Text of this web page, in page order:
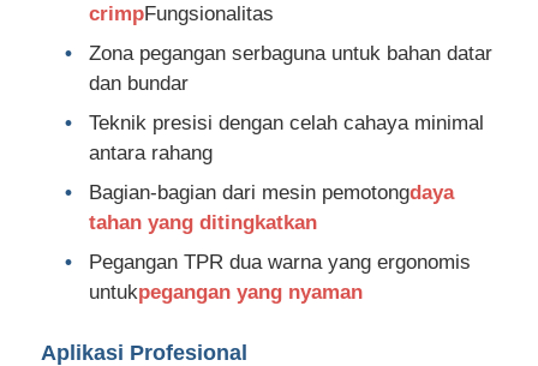
Pisau multi-fungsi
Stripper serat optik
crimpFungsionalitas
Zona pegangan serbaguna untuk bahan datar
dan bundar
Teknik presisi dengan celah cahaya minimal
antara rahang
Bagian-bagian dari mesin pemotongdaya
tahan yang ditingkatkan
Pegangan TPR dua warna yang ergonomis
untukpegangan yang nyaman
Aplikasi Profesional